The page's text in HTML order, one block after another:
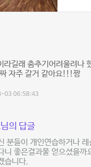
라길래 춤추기어려울려나
자주 갈거 같아요!!!짱
03 06:58:43
의 답글
분들이 개인연습하거나
니 좋은결과물 얻으셨을까
습니다.